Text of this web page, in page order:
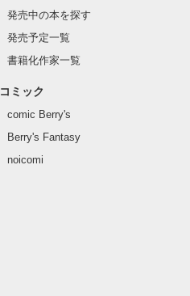
発売中の本を探す
発売予定一覧
書籍化作家一覧
コミック
comic Berry's
Berry's Fantasy
noicomi